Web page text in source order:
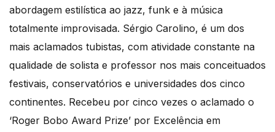
abordagem estilística ao jazz, funk e à música
totalmente improvisada. Sérgio Carolino, é um dos
mais aclamados tubistas, com atividade constante na
qualidade de solista e professor nos mais conceituados
festivais, conservatórios e universidades dos cinco
continentes. Recebeu por cinco vezes o aclamado o
‘Roger Bobo Award Prize’ por Excelência em